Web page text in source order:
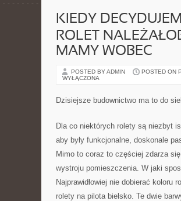
KIEDY
ROLET
MAMY WOBEC
POSTED BY ADMIN POSTED ON
WYŁĄCZONA
Dzisiejsze budownictwo ma to do
Dla co niektórych rolety są niezbyt
aby były funkcjonalne, doskonale
Mimo to coraz to częściej zdarza
wystroju pomieszczenia. W jaki
Najprawidłowiej nie dobierać koloru
rolety na pilota bielsko. Te dwie